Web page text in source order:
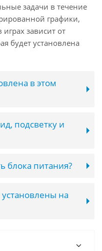
задачи в течение
графики,
зависит от
будет установлена
в этом
подсветку и
блока питания?
на